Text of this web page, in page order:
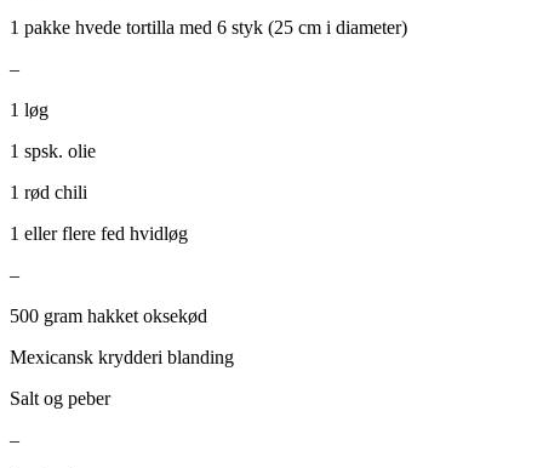
1 pakke hvede tortilla med 6 styk (25 cm i diameter)
–
1 løg
1 spsk. olie
1 rød chili
1 eller flere fed hvidløg
–
500 gram hakket oksekød
Mexicansk krydderi blanding
Salt og peber
–